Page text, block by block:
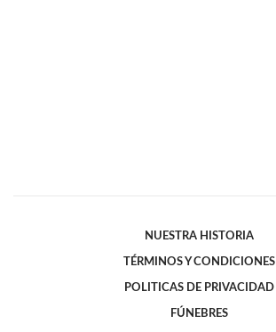
NUESTRA HISTORIA
TÉRMINOS Y CONDICIONES
POLITICAS DE PRIVACIDAD
FÚNEBRES